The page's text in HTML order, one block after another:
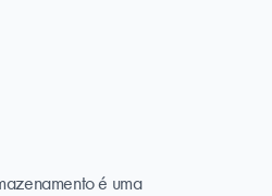
é uma